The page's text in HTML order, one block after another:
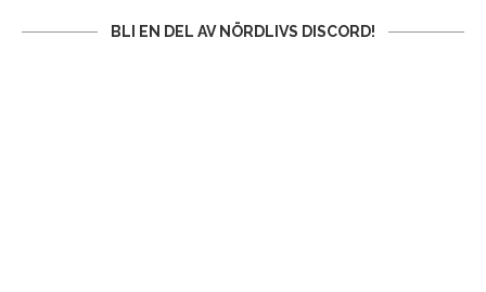
BLI EN DEL AV NÖRDLIVS DISCORD!